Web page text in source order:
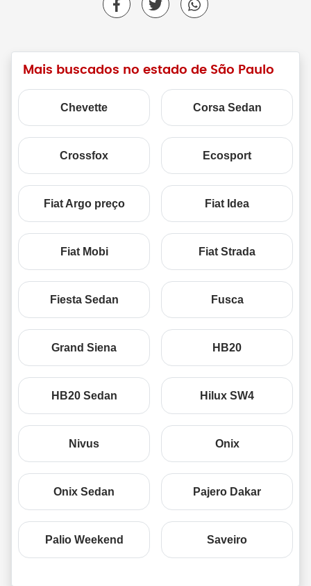
Mais buscados no estado de São Paulo
Chevette Corsa Sedan
Crossfox Ecosport
Fiat Argo preço Fiat Idea
Fiat Mobi Fiat Strada
Fiesta Sedan Fusca
Grand Siena HB20
HB20 Sedan Hilux SW4
Nivus Onix
Onix Sedan Pajero Dakar
Palio Weekend Saveiro